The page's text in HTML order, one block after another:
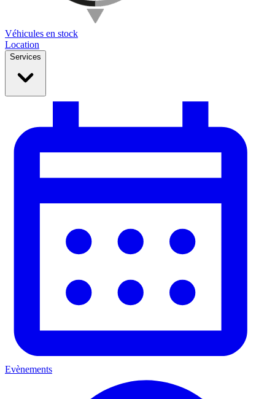
Véhicules en stock
Location
Services
Evènements